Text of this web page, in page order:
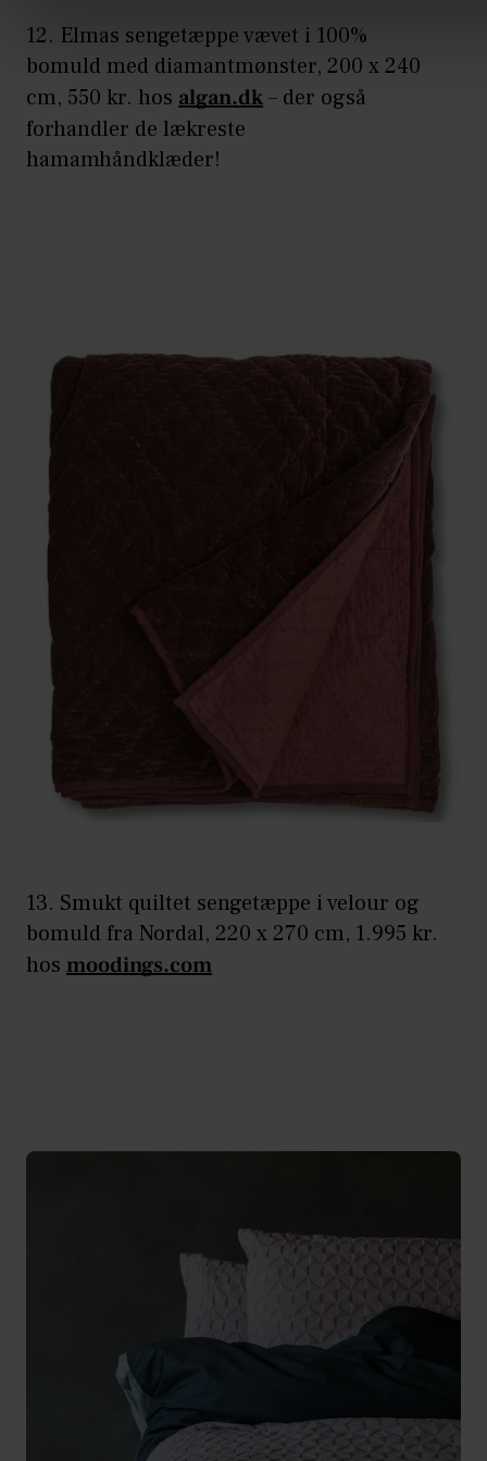
12. Elmas sengetæppe vævet i 100%
bomuld med diamantmønster, 200 x 240
cm, 550 kr. hos algan.dk– der også
forhandler de lækreste
hamamhåndklæder!
13. Smukt quiltet sengetæppe i velour og
bomuld fra Nordal, 220 x 270 cm, 1.995 kr.
hos moodings.com